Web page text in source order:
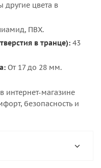
цвета в
ПВХ.
в транце): 43
От 17 до 28 мм.
интернет-магазине
безопасность и